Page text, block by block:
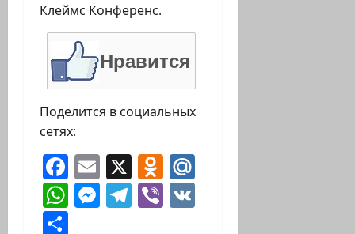
Клеймс Конференс.
Нравится
Поделится в социальных
сетях:
Facebook
Email
X Odnoklassniki
WhatsApp
Messenger
Telegram
Viber